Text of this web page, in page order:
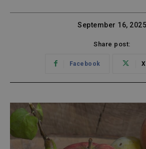
September 16, 2025
Share post:
Facebook X